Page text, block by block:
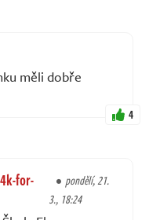
měli dobře
4
for-
pondělí, 21.
3., 18:24